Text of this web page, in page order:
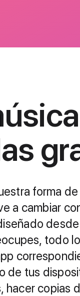
forma
a cambiar
todo
de tus
hacer copias